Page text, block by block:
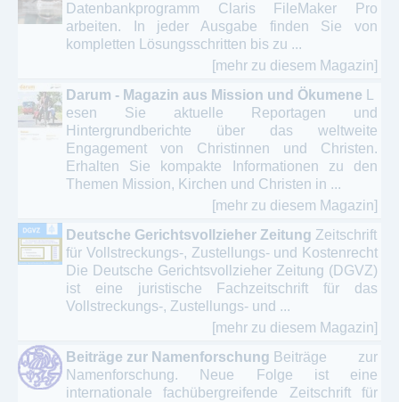
Datenbankprogramm Claris FileMaker Pro
arbeiten. In jeder Ausgabe finden Sie von
kompletten Lösungsschritten bis zu ...
[mehr zu diesem Magazin]
Darum - Magazin aus Mission und Ökumene
esen Sie aktuelle Reportagen und
Hintergrundberichte über das weltweite
Engagement von Christinnen und Christen.
Erhalten Sie kompakte Informationen zu den
Themen Mission, Kirchen und Christen in ...
[mehr zu diesem Magazin]
Deutsche Gerichtsvollzieher Zeitung Zeitschrift
für Vollstreckungs-, Zustellungs- und Kostenrecht
Die Deutsche Gerichtsvollzieher Zeitung (DGVZ)
ist eine juristische Fachzeitschrift für das
Vollstreckungs-, Zustellungs- und ...
[mehr zu diesem Magazin]
Beiträge zur Namenforschung Beiträge zur
Namenforschung. Neue Folge ist eine
internationale fachübergreifende Zeitschrift für